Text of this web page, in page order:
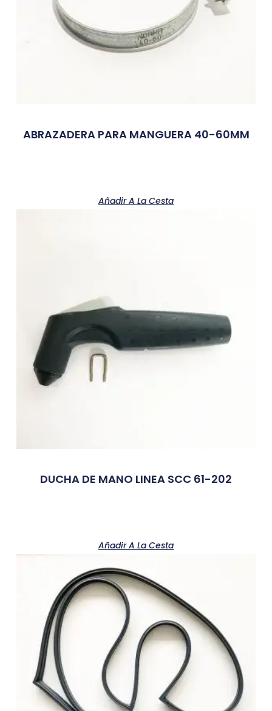
ABRAZADERA PARA MANGUERA 40-60MM
Añadir A La Cesta
DUCHA DE MANO LINEA SCC 61-202
Añadir A La Cesta